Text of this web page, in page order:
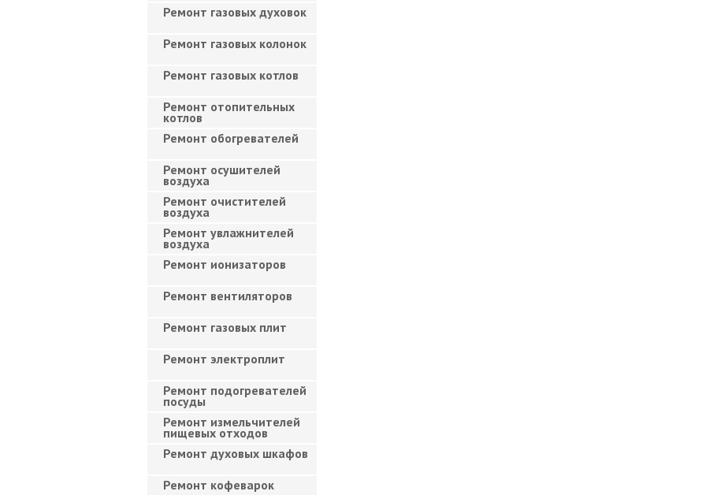
Ремонт газовых духовок
Ремонт газовых колонок
Ремонт газовых котлов
Ремонт отопительных
котлов
Ремонт обогревателей
Ремонт осушителей
воздуха
Ремонт очистителей
воздуха
Ремонт увлажнителей
воздуха
Ремонт ионизаторов
Ремонт вентиляторов
Ремонт газовых плит
Ремонт электроплит
Ремонт подогревателей
посуды
Ремонт измельчителей
пищевых отходов
Ремонт духовых шкафов
Ремонт кофеварок